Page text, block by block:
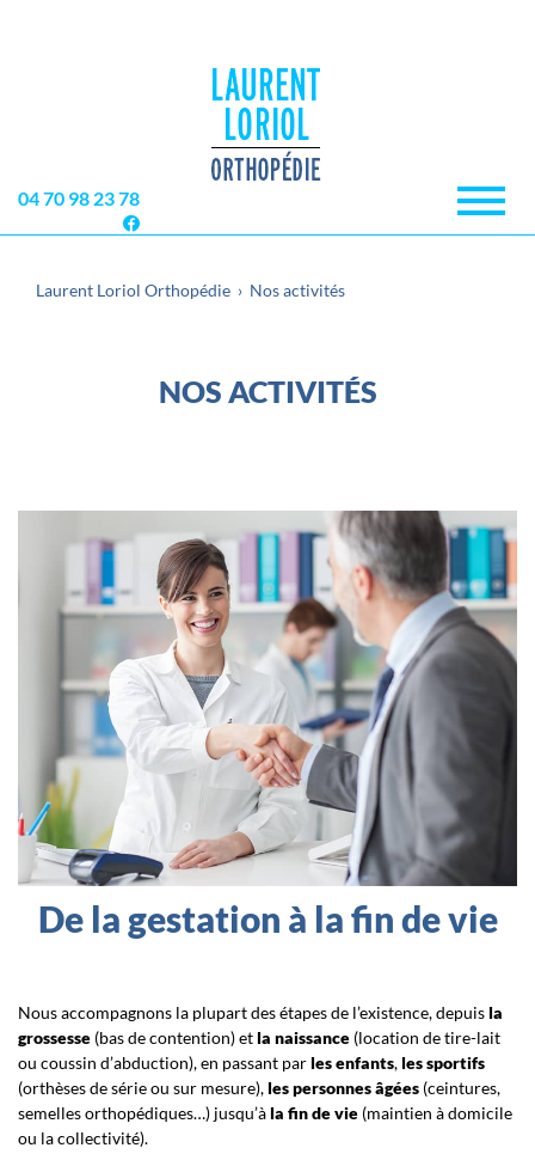
04 70 98 23 78
MENU
Laurent Loriol Orthopédie › Nos activités
NOS ACTIVITÉS
De la gestation à la fin de vie
Nous accompagnons la plupart des étapes de l’existence, depuisla
grossesse (bas de contention) etla naissance (location de tire-lait
ou coussin d’abduction), en passant parles enfants,les sportifs
(orthèses de série ou sur mesure),les personnes âgées (ceintures,
semelles orthopédiques…) jusqu’àla fin de vie (maintien à domicile
ou la collectivité).